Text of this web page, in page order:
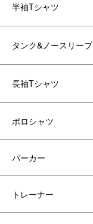
半袖Tシャツ
タンク&ノースリーブ
長袖Tシャツ
ポロシャツ
パーカー
トレーナー